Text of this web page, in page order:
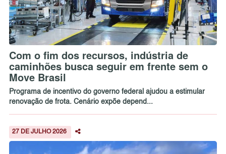
Com o fim dos recursos, indústria de
caminhões busca seguir em frente sem o
Move Brasil
Programa de incentivo do governo federal ajudou a estimular
renovação de frota. Cenário expõe depend...
27 DE JULHO 2026